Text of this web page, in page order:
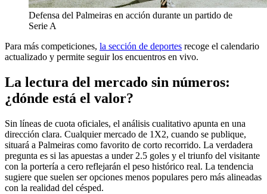
Defensa del Palmeiras en acción durante un partido de
Serie A
Para más competiciones, la sección de deportes recoge el calendario
actualizado y permite seguir los encuentros en vivo.
La lectura del mercado sin números:
¿dónde está el valor?
Sin líneas de cuota oficiales, el análisis cualitativo apunta en una
dirección clara. Cualquier mercado de 1X2, cuando se publique,
situará a Palmeiras como favorito de corto recorrido. La verdadera
pregunta es si las apuestas a under 2.5 goles y el triunfo del visitante
con la portería a cero reflejarán el peso histórico real. La tendencia
sugiere que suelen ser opciones menos populares pero más alineadas
con la realidad del césped.